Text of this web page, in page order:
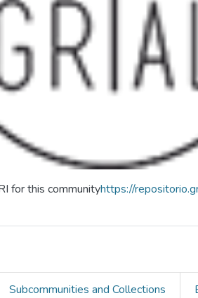
for this communityhttps://
Subcommunities and Collections